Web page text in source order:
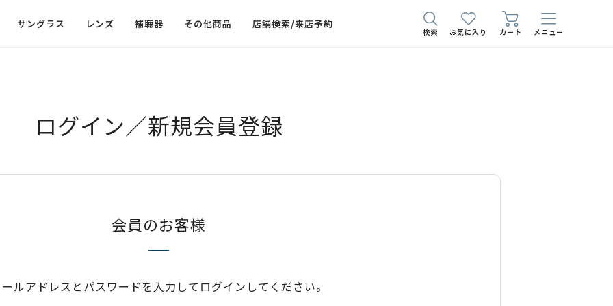
サングラス レンズ 補聴器 その他商品 店舗検索/来店予約
検索 お気に入り カート メニュー
ログイン／新規会員登録
会員のお客様
ルアドレスとパスワードを入力してログインしてください。